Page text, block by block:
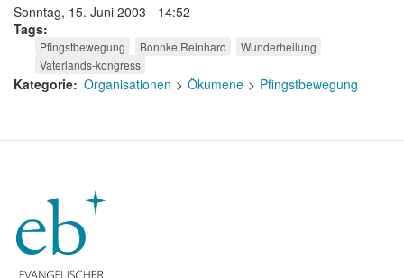
Sonntag, 15. Juni 2003 - 14:52
Tags
Pfingstbewegung Bonnke Reinhard
Wunderheilung
Vaterlands-kongress
Kategorie Organisationen Ökumene Pfingstbewegung